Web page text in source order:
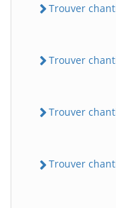
Trouver
Trouver
Trouver
Trouver